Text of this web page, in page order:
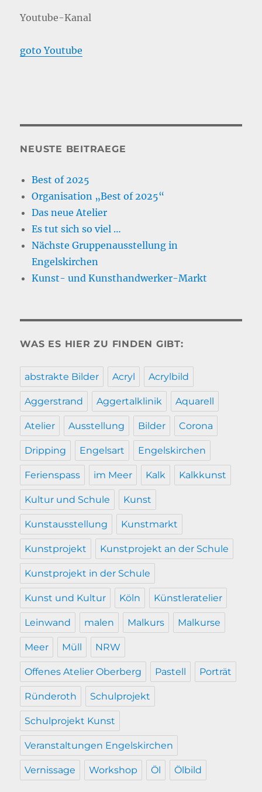
Youtube-Kanal
goto Youtube
NEUSTE BEITRAEGE
Best of 2025
Organisation „Best of 2025“
Das neue Atelier
Es tut sich so viel …
Nächste Gruppenausstellung in
Engelskirchen
Kunst- und Kunsthandwerker-Markt
WAS ES HIER ZU FINDEN GIBT:
abstrakte Bilder Acryl Acrylbild
Aggerstrand Aggertalklinik Aquarell
Atelier Ausstellung Bilder Corona
Dripping Engelsart Engelskirchen
Ferienspass im Meer Kalk Kalkkunst
Kultur und Schule Kunst
Kunstausstellung Kunstmarkt
Kunstprojekt Kunstprojekt an der Schule
Kunstprojekt in der Schule
Kunst und Kultur Köln Künstleratelier
Leinwand malen Malkurs Malkurse
Meer Müll NRW
Offenes Atelier Oberberg Pastell Porträt
Ründeroth Schulprojekt
Schulprojekt Kunst
Veranstaltungen Engelskirchen
Vernissage Workshop Öl Ölbild